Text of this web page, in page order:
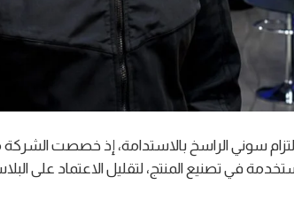
في تصنيع المنتج، لتقليل الاعتماد على